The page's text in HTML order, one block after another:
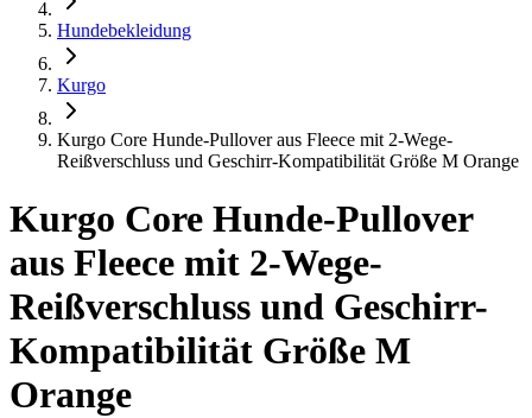
Hundebekleidung
Kurgo
Kurgo Core Hunde-Pullover aus Fleece mit 2-Wege-
Reißverschluss und Geschirr-Kompatibilität Größe M Orange
Kurgo Core Hunde-Pullover
aus Fleece mit 2-Wege-
Reißverschluss und Geschirr-
Kompatibilität Größe M
Orange